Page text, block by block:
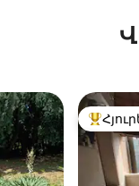
տները